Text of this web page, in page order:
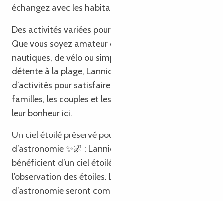
échangez avec les habitants chaleureux.
Des activités variées pour tous les goûts 🚴‍♀️🏊‍♂️ :
Que vous soyez amateur de randonnée, de sports
nautiques, de vélo ou simplement à la recherche de
détente à la plage, Lannion propose une variété
d’activités pour satisfaire tous les goûts. Les
familles, les couples et les aventuriers trouveront
leur bonheur ici.
Un ciel étoilé préservé pour les amateurs
d’astronomie ✨🌌 : Lannion et sa région
bénéficient d’un ciel étoilé préservé, idéal pour
l’observation des étoiles. Les passionnés
d’astronomie seront comblés par la clarté des nuits